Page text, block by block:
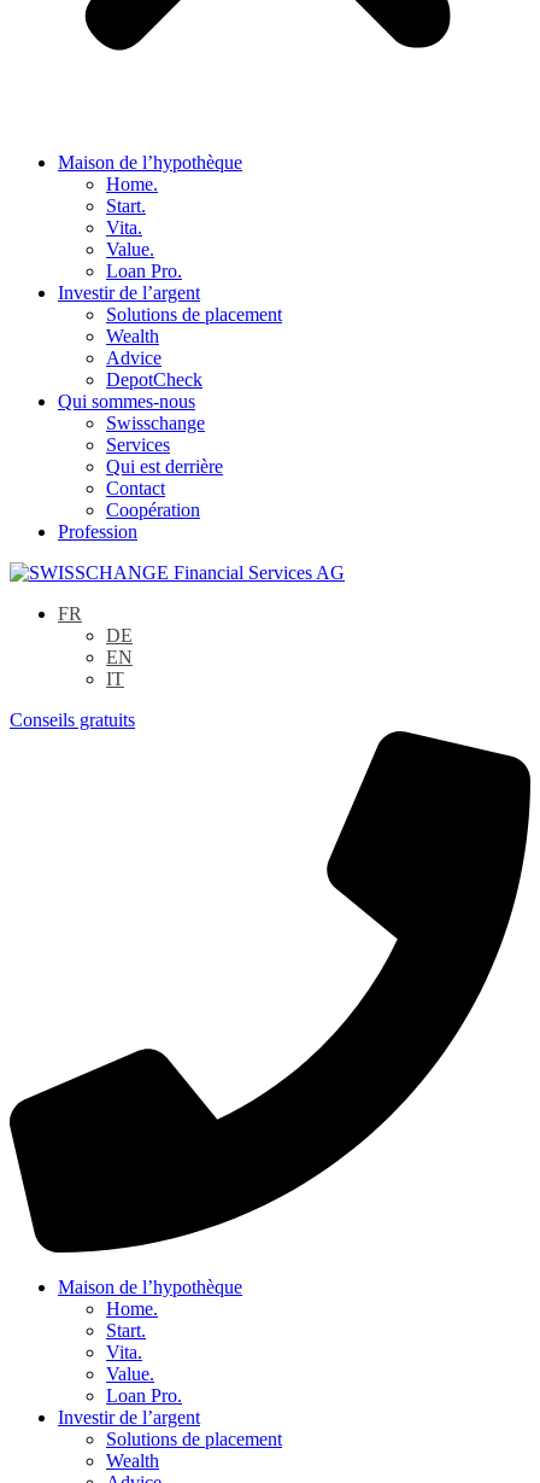
Maison de l’hypothèque
Home.
Start.
Vita.
Value.
Loan Pro.
Investir de l’argent
Solutions de placement
Wealth
Advice
DepotCheck
Qui sommes-nous
Swisschange
Services
Qui est derrière
Contact
Coopération
Profession
FR
DE
EN
IT
Conseils gratuits
Maison de l’hypothèque
Home.
Start.
Vita.
Value.
Loan Pro.
Investir de l’argent
Solutions de placement
Wealth